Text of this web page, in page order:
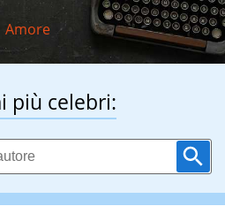
Amore
più celebri: